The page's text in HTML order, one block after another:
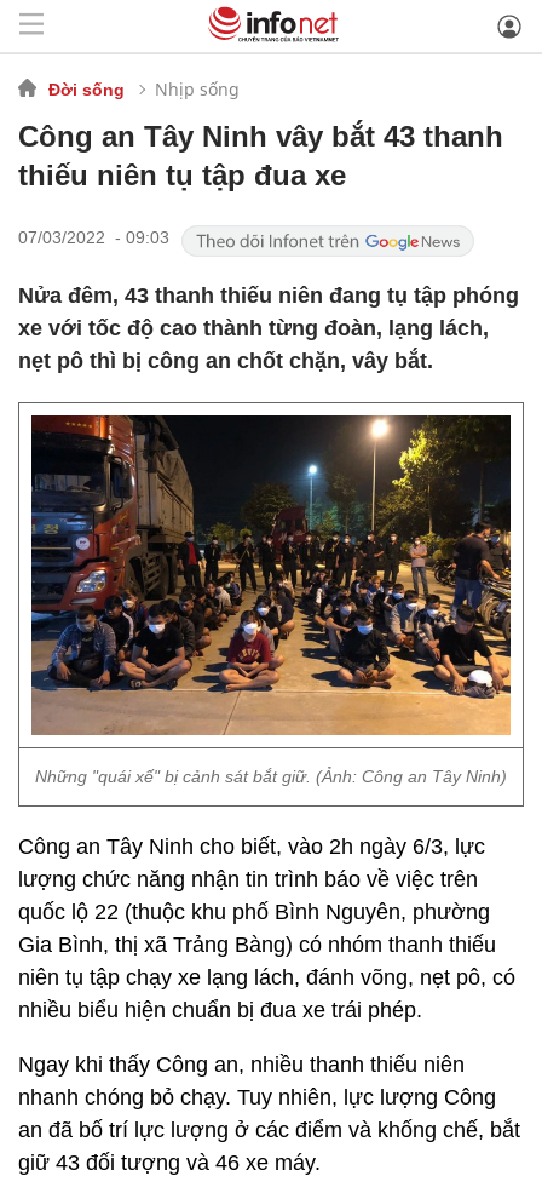
Đời sống Nhịp sống
Công an Tây Ninh vây bắt 43 thanh
thiếu niên tụ tập đua xe
07/03/2022 - 09:03
Nửa đêm, 43 thanh thiếu niên đang tụ tập phóng
xe với tốc độ cao thành từng đoàn, lạng lách,
nẹt pô thì bị công an chốt chặn, vây bắt.
Những "quái xế" bị cảnh sát bắt giữ. (Ảnh: Công an Tây Ninh)
Công an Tây Ninh cho biết, vào 2h ngày 6/3, lực
lượng chức năng nhận tin trình báo về việc trên
quốc lộ 22 (thuộc khu phố Bình Nguyên, phường
Gia Bình, thị xã Trảng Bàng) có nhóm thanh thiếu
niên tụ tập chạy xe lạng lách, đánh võng, nẹt pô, có
nhiều biểu hiện chuẩn bị đua xe trái phép.
Ngay khi thấy Công an, nhiều thanh thiếu niên
nhanh chóng bỏ chạy. Tuy nhiên, lực lượng Công
an đã bố trí lực lượng ở các điểm và khống chế, bắt
giữ 43 đối tượng và 46 xe máy.